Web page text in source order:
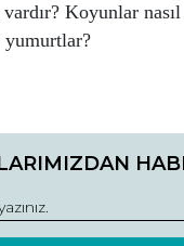
Koyunlar
yumurtlar?
gördüğünüz noktaları
için teşekkür ederiz.
bozuk veya